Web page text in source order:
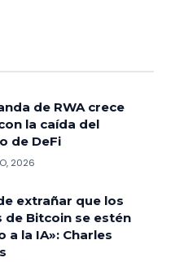
de RWA crece
la caída del
de DeFi
2026
extrañar que los
de Bitcoin se estén
a la IA»: Charles